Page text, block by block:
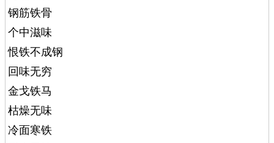
钢筋铁骨
个中滋味
恨铁不成钢
回味无穷
金戈铁马
枯燥无味
冷面寒铁